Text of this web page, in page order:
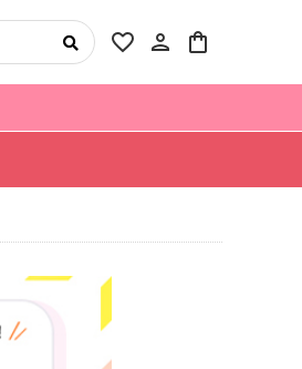
favorite_border person shopping_bag